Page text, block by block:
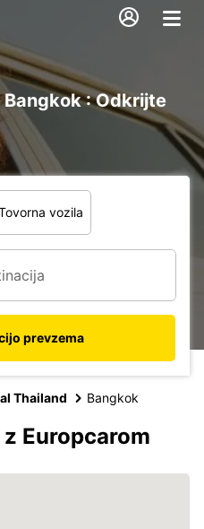
: Odkrijte
vozila
prevzema
Thailand Bangkok
Europcarom